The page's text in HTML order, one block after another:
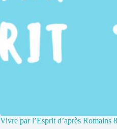
Vivre par l’Esprit d’après Romains 8